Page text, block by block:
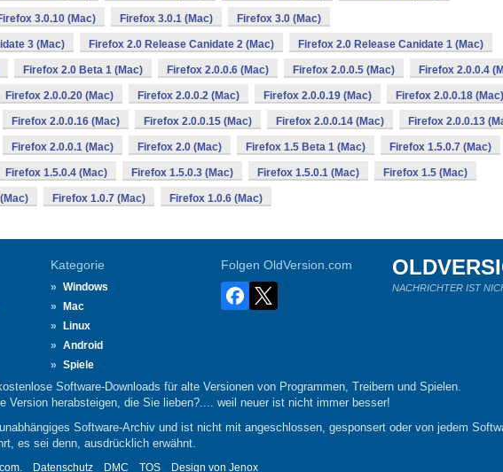
3.0.10 (Mac) Firefox 3.0.1 (Mac) Firefox 3.0 (Mac)
3 (Mac) Firefox 2.0 Release Canidate 2 (Mac) Firefox 2.0 Release Canidate 1 (Mac)
Firefox 2.0 Beta 1 (Mac) Firefox 2.0.0.6 (Mac) Firefox 2.0.0.5 (Mac) Firefox 2.0.0.4
Firefox 2.0.0.20 (Mac) Firefox 2.0.0.2 (Mac) Firefox 2.0.0.19 (Mac) Firefox 2.0.0.18 (Mac)
Firefox 2.0.0.16 (Mac) Firefox 2.0.0.15 (Mac) Firefox 2.0.0.14 (Mac) Firefox 2.0.0.13
Firefox 2.0.0.1 (Mac) Firefox 2.0 (Mac) Firefox 1.5 Beta 1 (Mac) Firefox 1.5.0.7 (Mac)
Firefox 1.5.0.4 (Mac) Firefox 1.5.0.3 (Mac) Firefox 1.5.0.1 (Mac) Firefox 1.5 (Mac)
Firefox 1.0.7 (Mac) Firefox 1.0.6 (Mac)
Kategorie
Windows
Mac
Linux
Android
Spiele
Folgen OldVersion.com
NACHRICHTER IST
Software-Downloads für alte Versionen von Programmen, Treibern und Spielen.
Version herabsteigen, die Sie lieben?.... weil neuer ist nicht immer besser!
Software-Archiv und ist nicht mit angeschlossen, gesponsert oder von jedem
es sei denn, ausdrücklich erwähnt.
Datenschutz DMC TOS Design von Jenox